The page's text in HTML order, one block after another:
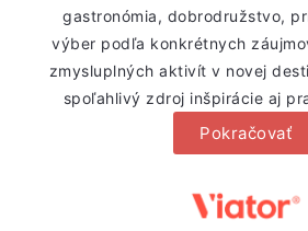
gastronómia, dobrodružstvo,
výber podľa konkrétnych
zmysluplných aktivít v novej
spoľahlivý zdroj inšpirácie aj
Pokračovať